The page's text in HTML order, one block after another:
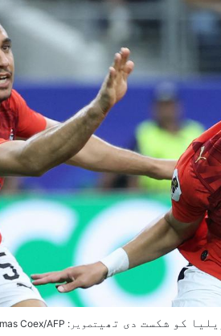
کو شکست دی تھی تصویر: Thomas Coex/AFP